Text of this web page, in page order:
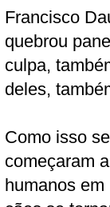
Francisco
quebrou
culpa,
deles,
Como isso
começaram
humanos